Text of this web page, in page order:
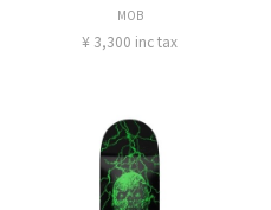
MOB
¥ 3,300 inc tax